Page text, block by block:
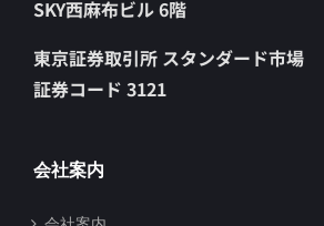
SKY西麻布ビル 6階
東京証券取引所 スタンダード市場
証券コード 3121
会社案内